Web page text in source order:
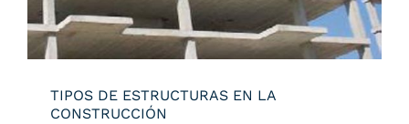
TIPOS DE ESTRUCTURAS EN LA
CONSTRUCCIÓN